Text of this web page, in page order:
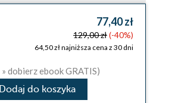
77,40 zł
129,00 zł(-40%)
64,50 zł najniższa cena z 30 dni
(2za1 » dobierz ebook GRATIS)
Dodaj do koszyka